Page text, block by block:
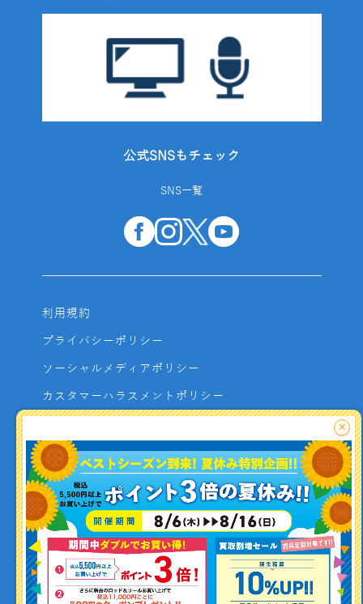
釣り情報を
投稿する
公式SNSもチェック
SNS一覧
利用規約
プライバシーポリシー
ソーシャルメディアポリシー
カスタマーハラスメントポリシー
よくあるご質問
お問い合わせ
利用者資金の保全方法
×